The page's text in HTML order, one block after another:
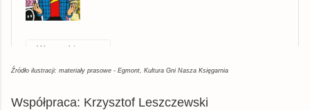
Wszystkie
Allegro
książka
Źródło ilustracji: materiały prasowe - Egmont, Kultura Gni Nasza Księgarnia
Współpraca: Krzysztof Leszczewski